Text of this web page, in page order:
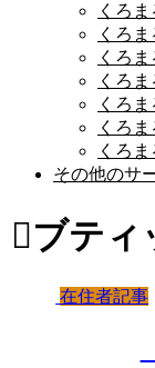
くろ
くろ
くろ
くろ
くろ
くろ
くろ
その他のサ
ブティ
在住者記事